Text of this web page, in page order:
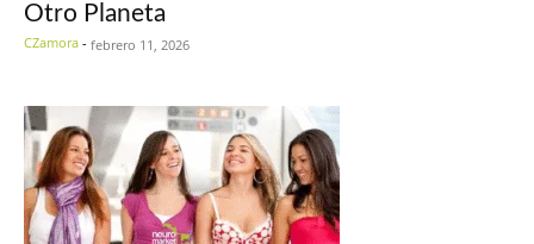
Otro Planeta
CZamora - febrero 11, 2026